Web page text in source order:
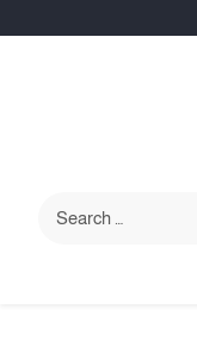
to